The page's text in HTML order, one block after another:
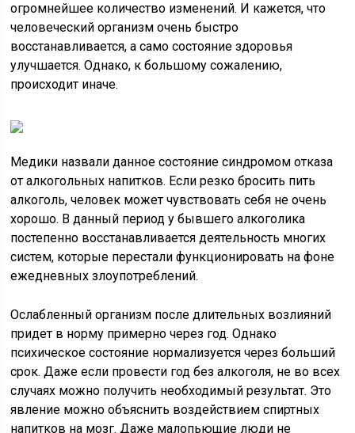
огромнейшее количество изменений. И кажется, что
человеческий организм очень быстро
восстанавливается, а само состояние здоровья
улучшается. Однако, к большому сожалению,
происходит иначе.
Медики назвали данное состояние синдромом отказа
от алкогольных напитков. Если резко бросить пить
алкоголь, человек может чувствовать себя не очень
хорошо. В данный период у бывшего алкоголика
постепенно восстанавливается деятельность многих
систем, которые перестали функционировать на фоне
ежедневных злоупотреблений.
Ослабленный организм после длительных возлияний
придет в норму примерно через год. Однако
психическое состояние нормализуется через больший
срок. Даже если провести год без алкоголя, не во всех
случаях можно получить необходимый результат. Это
явление можно объяснить воздействием спиртных
напитков на мозг. Даже малопьющие люди не